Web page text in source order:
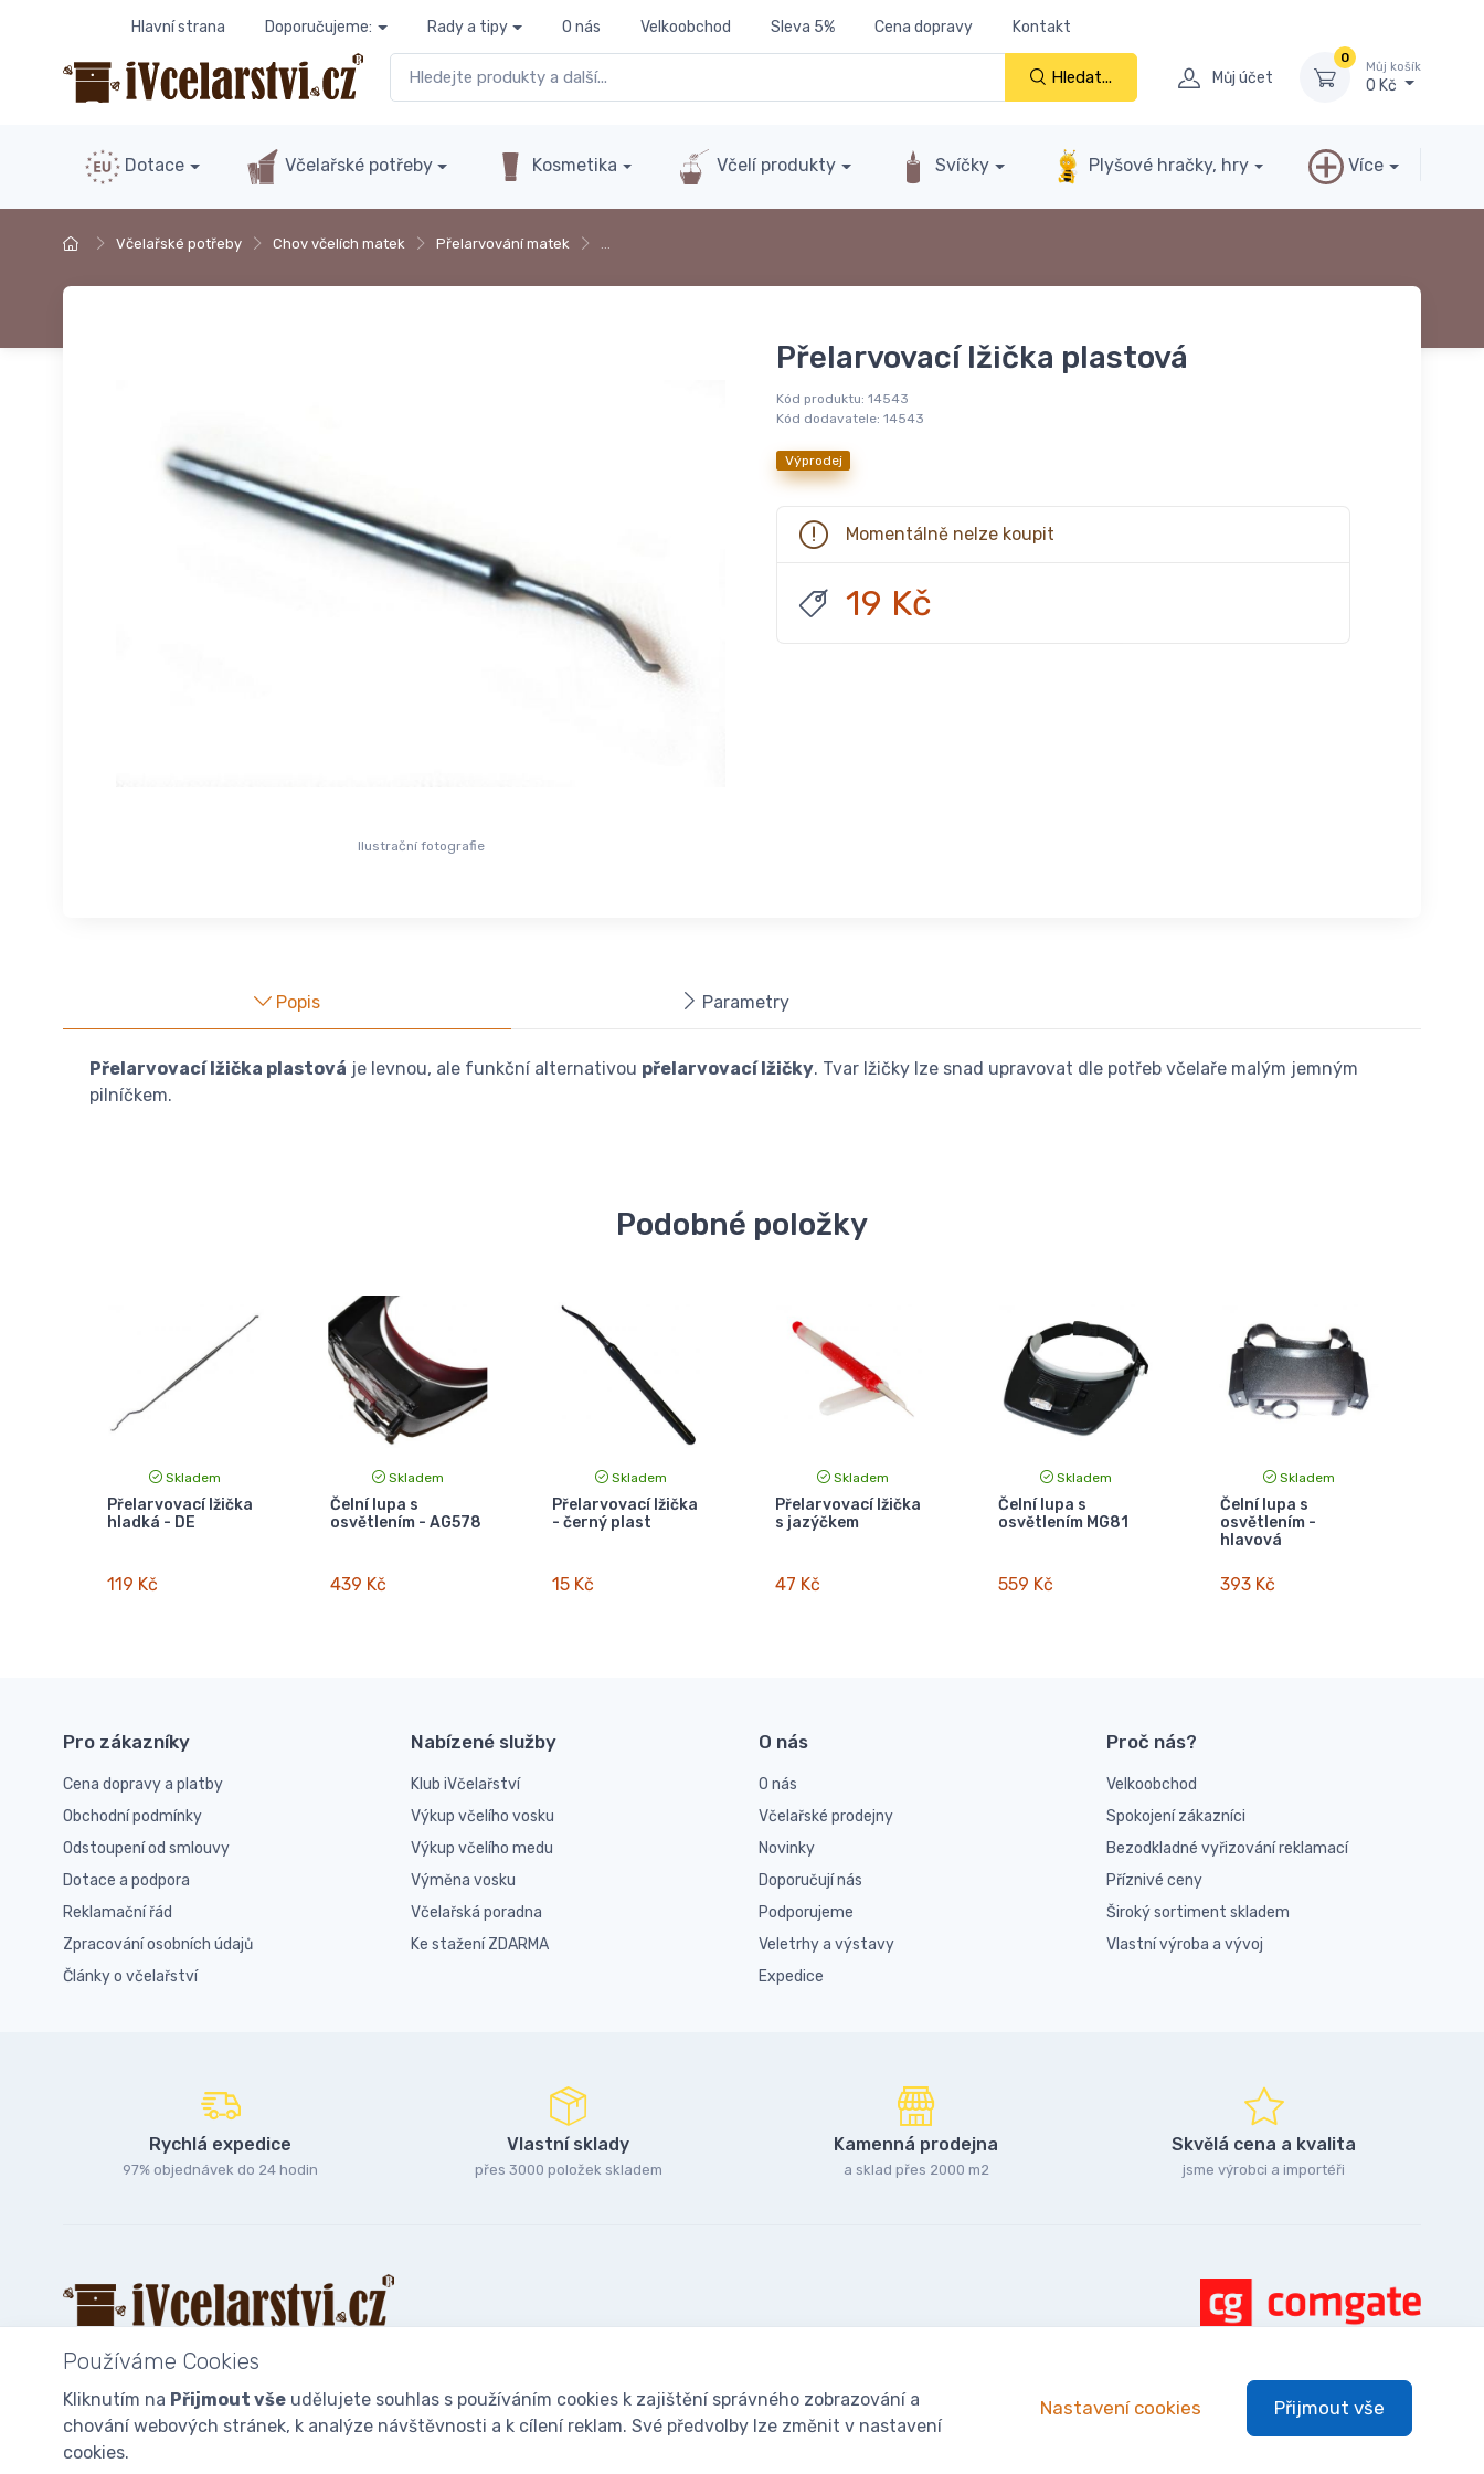
Hlavní strana Doporučujeme: Rady a tipy O nás Velkoobchod Sleva 5% Cena dopravy Kontakt
Hledat... Můj účet
0
Můj košík
0 Kč
Dotace Včelařské potřeby Kosmetika Včelí produkty Svíčky Plyšové hračky, hry Více
Včelařské potřeby Chov včelích matek Přelarvování matek …
Ilustrační fotografie
Přelarvovací lžička plastová
Kód produktu: 14543
Kód dodavatele: 14543
Výprodej
Momentálně nelze koupit
19 Kč
Popis Parametry
Přelarvovací lžička plastová je levnou, ale funkční alternativou přelarvovací lžičky. Tvar lžičky lze snad upravovat dle potřeb včelaře malým jemným
pilníčkem.
Podobné položky
Skladem
Přelarvovací lžička
hladká - DE
119 Kč
Skladem
Čelní lupa s
osvětlením - AG578
439 Kč
Skladem
Přelarvovací lžička
- černý plast
15 Kč
Skladem
Přelarvovací lžička
s jazýčkem
47 Kč
Skladem
Čelní lupa s
osvětlením MG81
559 Kč
Skladem
Čelní lupa s
osvětlením -
hlavová
393 Kč
Pro zákazníky
Cena dopravy a platby
Obchodní podmínky
Odstoupení od smlouvy
Dotace a podpora
Reklamační řád
Zpracování osobních údajů
Články o včelařství
Nabízené služby
Klub iVčelařství
Výkup včelího vosku
Výkup včelího medu
Výměna vosku
Včelařská poradna
Ke stažení ZDARMA
O nás
O nás
Včelařské prodejny
Novinky
Doporučují nás
Podporujeme
Veletrhy a výstavy
Expedice
Proč nás?
Velkoobchod
Spokojení zákazníci
Bezodkladné vyřizování reklamací
Příznivé ceny
Široký sortiment skladem
Vlastní výroba a vývoj
Rychlá expedice
97% objednávek do 24 hodin
Vlastní sklady
přes 3000 položek skladem
Kamenná prodejna
a sklad přes 2000 m2
Skvělá cena a kvalita
jsme výrobci a importéři
© 2025iVcelarstvi.cz®Všechna práva vyhrazena.|Staňte se fanoušky: Včelařské potřeby - www.ivcelarstvi.cz
Používáme Cookies
Kliknutím na Přijmout vše udělujete souhlas s používáním cookies k zajištění správného zobrazování a
chování webových stránek, k analýze návštěvnosti a k cílení reklam. Své předvolby lze změnit v nastavení
cookies.
Nastavení cookies Přijmout vše